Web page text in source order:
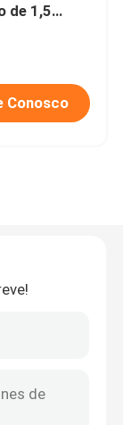
de 1,5
Conosco